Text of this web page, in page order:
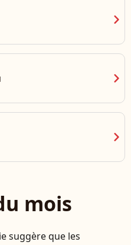
chevron_right
chevron_right
chevron_right
mois
suggère que les